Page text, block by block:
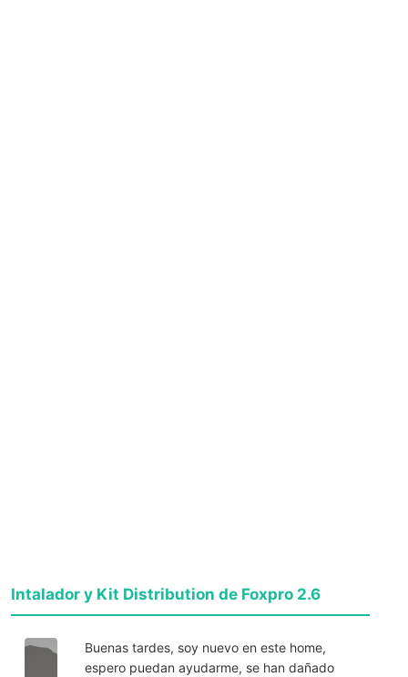
Intalador y Kit Distribution de Foxpro 2.6
Buenas tardes, soy nuevo en este home,
espero puedan ayudarme, se han dañado